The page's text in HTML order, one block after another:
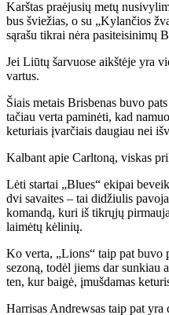
Karštas praėjusių metų
bus šviežias, o su „Kylančios
sąrašu tikrai nėra pasiteisinimų
Jei Liūtų šarvuose aikštėje yra
vartus.
Šiais metais Brisbenas buvo
tačiau verta paminėti, kad
keturiais įvarčiais daugiau nei
Kalbant apie Carltoną, viskas
Lėti startai „Blues“ ekipai
dvi savaites – tai didžiulis
komandą, kuri iš tikrųjų
laimėtų kėlinių.
Ko verta, „Lions“ taip pat
sezoną, todėl jiems dar sunkiau
ten, kur baigė, įmušdamas
Harrisas Andrewsas taip pat